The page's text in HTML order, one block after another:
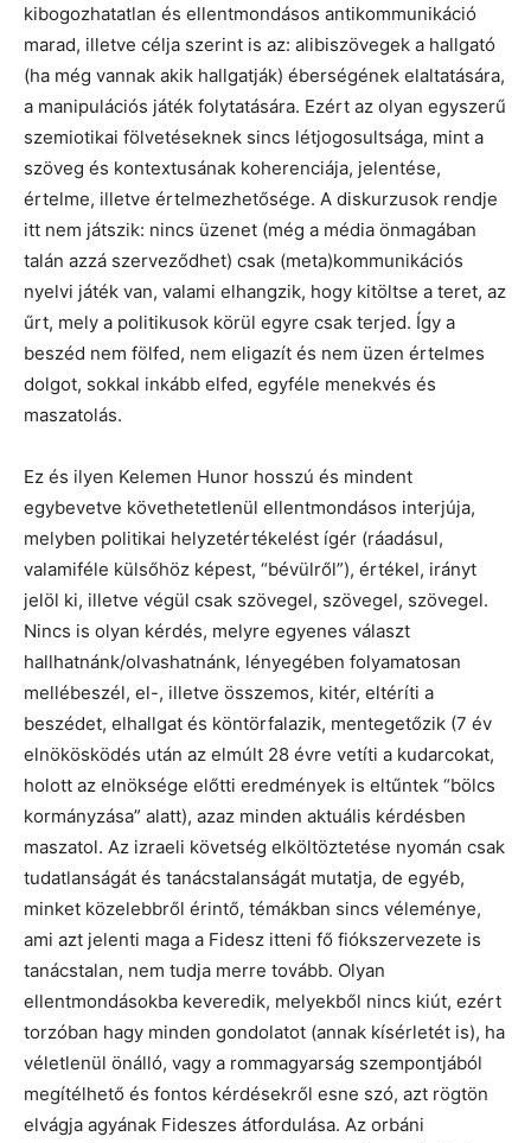
kibogozhatatlan és ellentmondásos antikommunikáció
marad, illetve célja szerint is az: alibiszövegek a hallgató
(ha még vannak akik hallgatják) éberségének elaltatására,
a manipulációs játék folytatására. Ezért az olyan egyszerű
szemiotikai fölvetéseknek sincs létjogosultsága, mint a
szöveg és kontextusának koherenciája, jelentése,
értelme, illetve értelmezhetősége. A diskurzusok rendje
itt nem játszik: nincs üzenet (még a média önmagában
talán azzá szerveződhet) csak (meta)kommunikációs
nyelvi játék van, valami elhangzik, hogy kitöltse a teret, az
űrt, mely a politikusok körül egyre csak terjed. Így a
beszéd nem fölfed, nem eligazít és nem üzen értelmes
dolgot, sokkal inkább elfed, egyféle menekvés és
maszatolás.
Ez és ilyen Kelemen Hunor hosszú és mindent
egybevetve követhetetlenül ellentmondásos interjúja,
melyben politikai helyzetértékelést ígér (ráadásul,
valamiféle külsőhöz képest, “bévülről”), értékel, irányt
jelöl ki, illetve végül csak szövegel, szövegel, szövegel.
Nincs is olyan kérdés, melyre egyenes választ
hallhatnánk/olvashatnánk, lényegében folyamatosan
mellébeszél, el-, illetve összemos, kitér, eltéríti a
beszédet, elhallgat és köntörfalazik, mentegetőzik (7 év
elnökösködés után az elmúlt 28 évre vetíti a kudarcokat,
holott az elnöksége előtti eredmények is eltűntek “bölcs
kormányzása” alatt), azaz minden aktuális kérdésben
maszatol. Az izraeli követség elköltöztetése nyomán csak
tudatlanságát és tanácstalanságát mutatja, de egyéb,
minket közelebbről érintő, témákban sincs véleménye,
ami azt jelenti maga a Fidesz itteni fő fiókszervezete is
tanácstalan, nem tudja merre tovább. Olyan
ellentmondásokba keveredik, melyekből nincs kiút, ezért
torzóban hagy minden gondolatot (annak kísérletét is), ha
véletlenül önálló, vagy a rommagyarság szempontjából
megítélhető és fontos kérdésekről esne szó, azt rögtön
elvágja agyának Fideszes átfordulása. Az orbáni